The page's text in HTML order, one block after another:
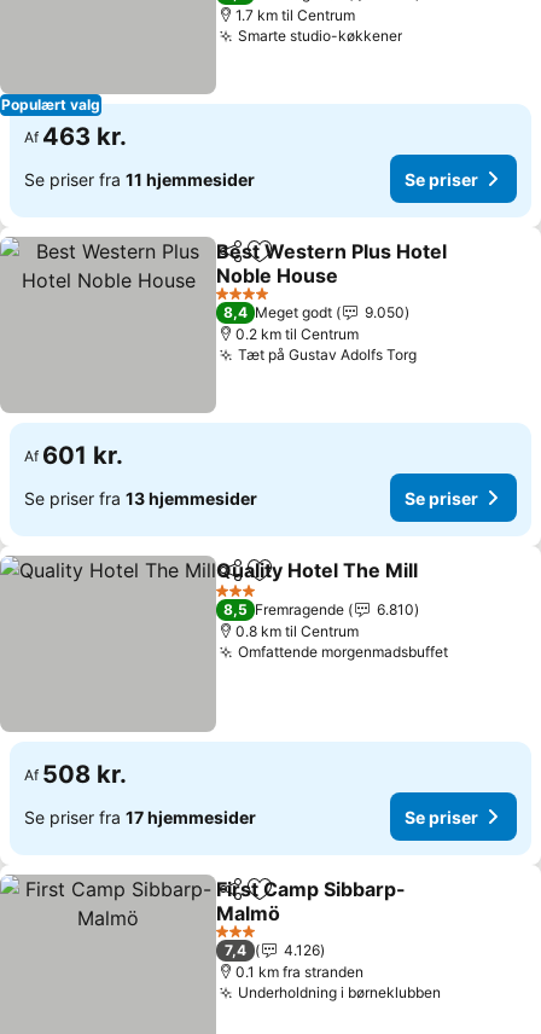
Populært valg
1.7 km til Centrum
Smarte studio-køkkenerSe priser
Af 463 kr.
Se priser fra 11 hjemmesider Se priser
Del Føj til favoritter
Best Western Plus Hotel
Noble House
Se priser
4 Stjerner
8,4 Meget godt
9.050
0.2 km til Centrum
Tæt på Gustav Adolfs TorgSe priser
Af 601 kr.
Se priser fra 13 hjemmesider Se priser
Del Føj til favoritter
Quality Hotel The Mill
3 Stjerner
8,5 Fremragende
6.810
0.8 km til Centrum
Omfattende morgenmadsbuffetSe priser
Af 508 kr.
Se priser fra 17 hjemmesider Se priser
Del Føj til favoritter
First Camp Sibbarp-
Malmö
Se priser
3 Stjerner
7,4
4.126
0.1 km fra stranden
Underholdning i børneklubben